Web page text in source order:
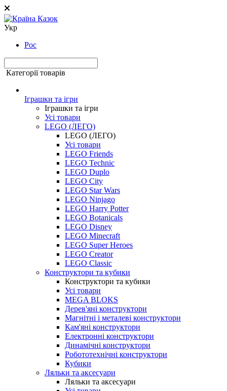
Укр
Рос
Категорії товарів
Іграшки та ігри
Іграшки та ігри
Усі товари
LEGO (ЛЕГО)
LEGO (ЛЕГО)
Усі товари
LEGO Friends
LEGO Technic
LEGO Duplo
LEGO City
LEGO Star Wars
LEGO Ninjago
LEGO Harry Potter
LEGO Botanicals
LEGO Disney
LEGO Minecraft
LEGO Super Heroes
LEGO Creator
LEGO Classic
Конструктори та кубики
Конструктори та кубики
Усі товари
MEGA BLOKS
Дерев'яні конструктори
Магнітні і металеві конструктори
Кам'яні конструктори
Електронні конструктори
Динамічні конструктори
Робототехнічні конструктори
Кубики
Ляльки та аксесуари
Ляльки та аксесуари